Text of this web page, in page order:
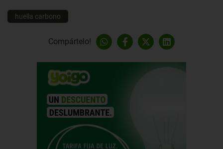
huella carbono
Compártelo!